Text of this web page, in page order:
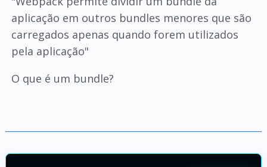
aplicação em outros bundles menores que são
carregados apenas quando forem utilizados
pela aplicação"
O que é um bundle?